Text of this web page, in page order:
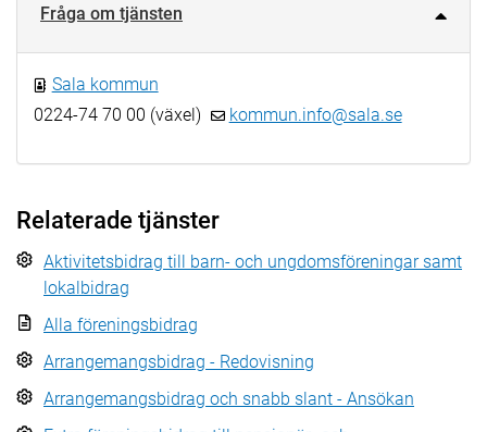
Fråga om tjänsten
Sala kommun
0224-74 70 00 (växel)
kommun.info@sala.se
Relaterade tjänster
Aktivitetsbidrag till barn- och ungdomsföreningar samt
lokalbidrag
Alla föreningsbidrag
Arrangemangsbidrag - Redovisning
Arrangemangsbidrag och snabb slant - Ansökan